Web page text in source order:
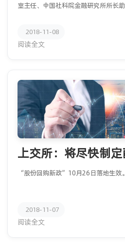
室主任、中国社科院金融研究所所长
2018-11-08
阅读全文
上交所：将尽快制
“股份回购新政”10月26日落地生效。
2018-11-07
阅读全文